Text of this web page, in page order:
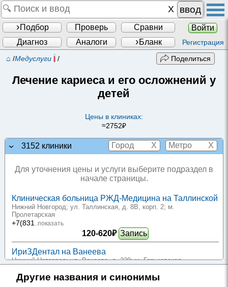
ввод
Подбор Проверь Сравни
Войти
Диагноз
Аналоги Бланк Регистрация
⌂ /Медуслуги / Поделиться
Лечение кариеса и его осложнений у
детей
Цены в клиниках:
≈2752₽
3152 клиники X X
Для уточнения цены и услуги выберите подраздел в
начале страницы.
Клиническая больница РЖД-Медицина на Таллинской
Нижний Новгород; ул. Таллинская, д. 8В, корп. 2; м.
Пролетарская
+7(831 ..показать
120-620₽ Запись
ИриЗДентал на Ванеева
Нижний Новгород; ул. Ванеева, д. 229; м. Горьковская
400₽ Запись
Другие названия и синонимы